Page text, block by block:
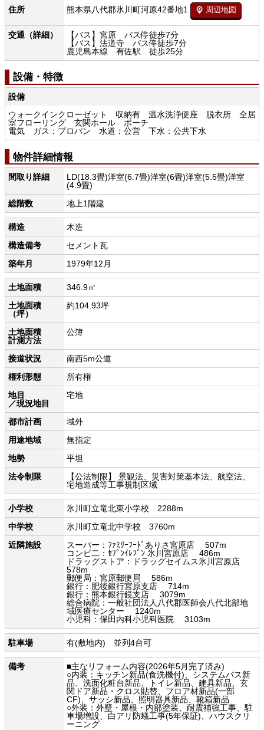
住所 熊本県八代郡氷川町河原42番地1 周辺地図
交通（詳細）
【バス】宮原 バス停徒歩7分
【バス】法道寺 バス停徒歩7分
鹿児島本線 有佐駅 徒歩25分
設備・特徴
設備
ウォークインクローゼット 収納有 温水洗浄便座 脱衣所 全居
室フローリング 玄関ホール ポーチ
電気 ガス：プロパン 水道：公営 下水：公共下水
物件詳細情報
間取り詳細
LD(18.3畳)洋室(6.7畳)洋室(6畳)洋室(5.5畳)洋室
(4.9畳)
総階数
地上1階建
構造
木造
構造備考
セメント瓦
築年月
1979年12月
土地面積
346.9㎡
土地面積
（坪）
約104.93坪
土地面積
計測方法
公簿
接道状況
南西5m公道
権利形態
所有権
地目
／現況地目
宅地
都市計画
域外
用途地域
無指定
地勢
平坦
法令制限
【公法制限】 景観法、災害対策基本法、航空法、
宅地造成等工事規制区域
小学校
氷川町立竜北東小学校 2288m
中学校
氷川町立竜北中学校 3760m
近隣施設
スーパー：ﾌｧﾐﾘｰﾌｰﾄﾞありさ宮原店 507m
コンビ二：ｾﾌﾞﾝｲﾚﾌﾞﾝ 氷川宮原店 486m
ドラッグストア：ドラッグセイムス氷川宮原店
578m
郵便局：宮原郵便局 586m
銀行：肥後銀行宮原支店 714m
銀行：熊本銀行鏡支店 3079m
総合病院：一般社団法人八代郡医師会八代北部地
域医療センター 1240m
小児科：保田内科小児科医院 3103m
駐車場 有(敷地内) 並列4台可
備考
■主なリフォーム内容(2026年5月完了済み)
○内装：キッチン新品(食洗機付)、システムバス新
品、洗面化粧台新品、トイレ新品、建具新品、玄
関ドア新品・クロス貼替、フロア材新品(一部
CF)、サッシ新品、照明器具新品、靴箱新品
○外装：外壁・屋根・内部塗装、耐震補強工事、駐
車場増設、白アリ防蟻工事(5年保証)、ハウスクリ
ーニング